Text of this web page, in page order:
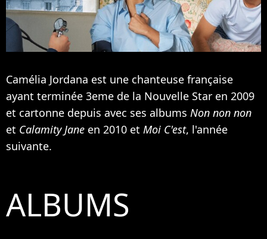
Camélia Jordana est une chanteuse française
ayant terminée 3eme de la Nouvelle Star en 2009
et cartonne depuis avec ses albums Non non non
et Calamity Jane en 2010 et Moi C'est, l'année
suivante.
ALBUMS